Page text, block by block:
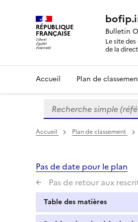
RÉPUBLIQUE
FRANÇAISE Bulletin
Le site
de la
Accueil Plan de
Formulaire
de
recherche
Recherche simple
Accueil Plan de classement
Pas de date pour le plan
Pas de retour aux
Table des matières